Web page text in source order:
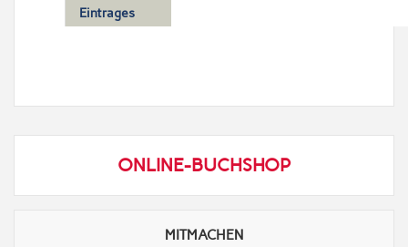
Eintrages
ONLINE-BUCHSHOP
MITMACHEN